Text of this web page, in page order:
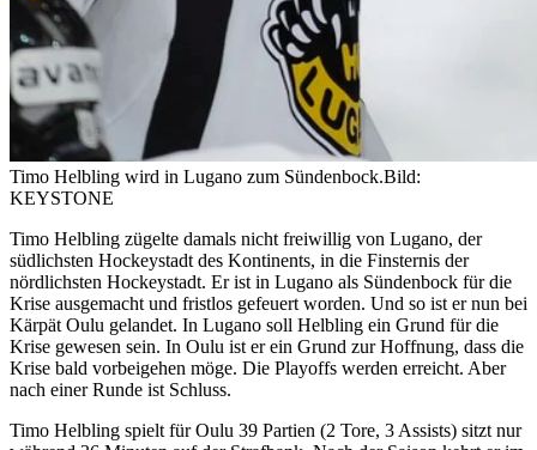
Timo Helbling wird in Lugano zum Sündenbock.Bild:
KEYSTONE
Timo Helbling zügelte damals nicht freiwillig von Lugano, der
südlichsten Hockeystadt des Kontinents, in die Finsternis der
nördlichsten Hockeystadt. Er ist in Lugano als Sündenbock für die
Krise ausgemacht und fristlos gefeuert worden. Und so ist er nun bei
Kärpät Oulu gelandet. In Lugano soll Helbling ein Grund für die
Krise gewesen sein. In Oulu ist er ein Grund zur Hoffnung, dass die
Krise bald vorbeigehen möge. Die Playoffs werden erreicht. Aber
nach einer Runde ist Schluss.
Timo Helbling spielt für Oulu 39 Partien (2 Tore, 3 Assists) sitzt nur